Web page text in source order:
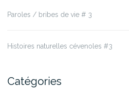
Paroles / bribes de vie # 3
Histoires naturelles cévenoles #3
Catégories